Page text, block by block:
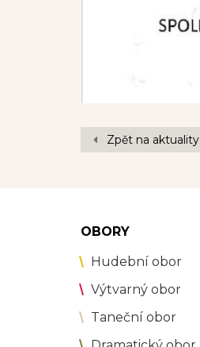
Zpět na aktuality
OBORY
Hudební obor
Výtvarný obor
Taneční obor